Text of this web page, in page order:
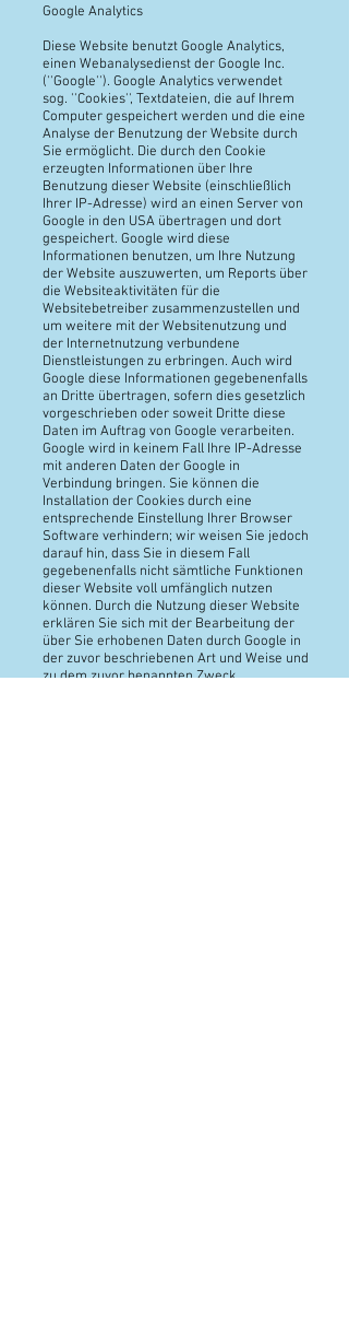
Google Analytics
Diese Website benutzt Google Analytics,
einen Webanalysedienst der Google Inc.
(''Google''). Google Analytics verwendet
sog. ''Cookies'', Textdateien, die auf Ihrem
Computer gespeichert werden und die eine
Analyse der Benutzung der Website durch
Sie ermöglicht. Die durch den Cookie
erzeugten Informationen über Ihre
Benutzung dieser Website (einschließlich
Ihrer IP-Adresse) wird an einen Server von
Google in den USA übertragen und dort
gespeichert. Google wird diese
Informationen benutzen, um Ihre Nutzung
der Website auszuwerten, um Reports über
die Websiteaktivitäten für die
Websitebetreiber zusammenzustellen und
um weitere mit der Websitenutzung und
der Internetnutzung verbundene
Dienstleistungen zu erbringen. Auch wird
Google diese Informationen gegebenenfalls
an Dritte übertragen, sofern dies gesetzlich
vorgeschrieben oder soweit Dritte diese
Daten im Auftrag von Google verarbeiten.
Google wird in keinem Fall Ihre IP-Adresse
mit anderen Daten der Google in
Verbindung bringen. Sie können die
Installation der Cookies durch eine
entsprechende Einstellung Ihrer Browser
Software verhindern; wir weisen Sie jedoch
darauf hin, dass Sie in diesem Fall
gegebenenfalls nicht sämtliche Funktionen
dieser Website voll umfänglich nutzen
können. Durch die Nutzung dieser Website
erklären Sie sich mit der Bearbeitung der
über Sie erhobenen Daten durch Google in
der zuvor beschriebenen Art und Weise und
zu dem zuvor benannten Zweck